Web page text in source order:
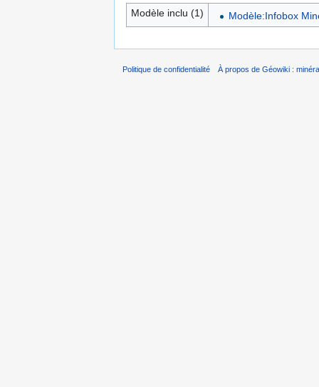
Modèle inclu (1) Modèle:Infobox
Politique de confidentialité À propos de Géowiki :